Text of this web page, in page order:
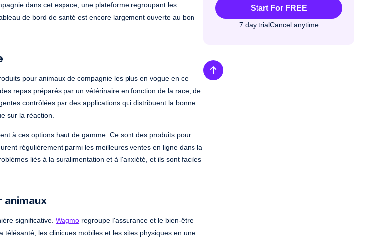
dans cet espace, une plateforme regroupant les
de bord de santé est encore largement ouverte au bon
pour animaux de compagnie les plus en vogue en ce
repas préparés par un vétérinaire en fonction de la race, de
contrôlées par des applications qui distribuent la bonne
sur la réaction.
à ces options haut de gamme. Ce sont des produits pour
régulièrement parmi les meilleures ventes en ligne dans la
liés à la suralimentation et à l'anxiété, et ils sont faciles
animaux
significative. Wagmo regroupe l'assurance et le bien-être
télésanté, les cliniques mobiles et les sites physiques en une
Start For FREE
7 day trialCancel anytime